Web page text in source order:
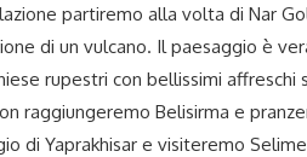
partiremo alla volta di Nar
di un vulcano. Il paesaggio è
rupestri con bellissimi
raggiungeremo Belisirma e
di Yaprakhisar e visiteremo